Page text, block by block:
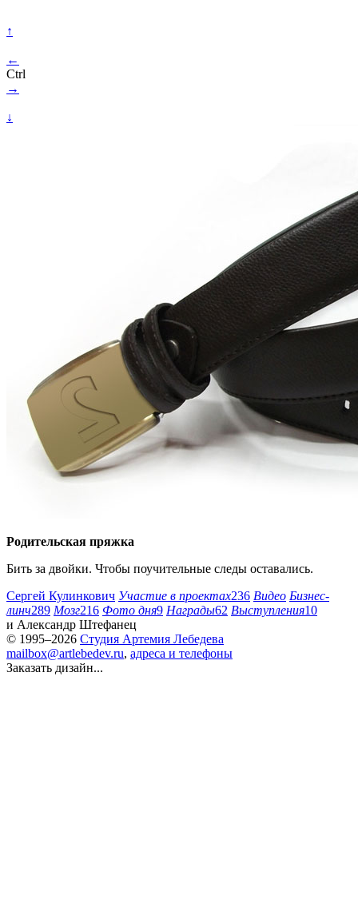
↑
←
Ctrl
→
↓
Родительская пряжка
Бить за двойки. Чтобы поучительные следы оставались.
Сергей Кулинкович Участие в проектах236 Видео Бизнес-
линч289 Мозг216 Фото дня9 Награды62 Выступления10
и Александр Штефанец
© 1995–2026 Студия Артемия Лебедева
mailbox@artlebedev.ru, адреса и телефоны
Заказать дизайн...